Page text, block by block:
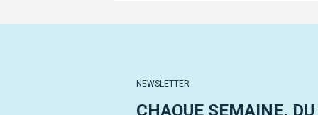
NEWSLETTER
CHAQUE SEMAINE,